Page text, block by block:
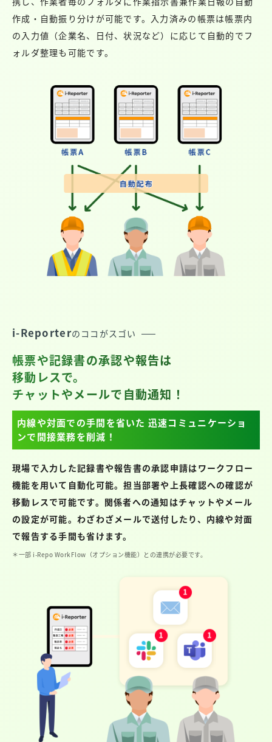
作成・自動振り分けが可能です。入力済みの帳票は帳票内
の入力値（企業名、日付、状況など）に応じて自動的でフ
ォルダ整理も可能です。
i-Reporterのココがスゴい
帳票や記録書の承認や報告は
移動レスで。
チャットやメールで自動通知！
内線や対面での手間を省いた 迅速コミュニケーショ
ンで間接業務を削減！
現場で入力した記録書や報告書の承認申請はワークフロー
機能を用いて自動化可能。担当部署や上長確認への確認が
移動レスで可能です。関係者への通知はチャットやメール
の設定が可能。わざわざメールで送付したり、内線や対面
で報告する手間も省けます。
＊一部 i-Repo WorkFlow（オプション機能）との連携が必要です。